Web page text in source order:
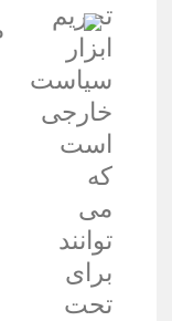
تحریم
ابزار
سیاست
خارجی
است
که
می
توانند
برای
تحت